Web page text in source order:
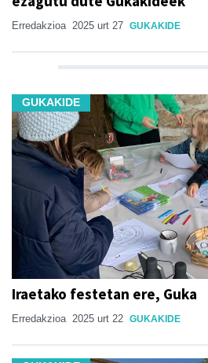
Erredakzioa 2025 urt 27 GUKAKIDE
GUKAKIDE
Iraetako festetan ere, Guka
Erredakzioa 2025 urt 22 GUKAKIDE